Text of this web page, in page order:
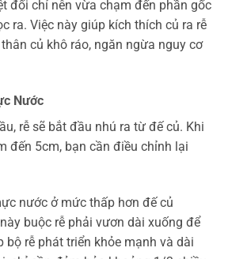
đối chỉ nên vừa chạm đến phần gốc
ra. Việc này giúp kích thích củ ra rễ
củ khô ráo, ngăn ngừa nguy cơ
Nước
rễ sẽ bắt đầu nhú ra từ đế củ. Khi
đến 5cm, bạn cần điều chỉnh lại
nước ở mức thấp hơn đế củ
buộc rễ phải vươn dài xuống để
bộ rễ phát triển khỏe mạnh và dài